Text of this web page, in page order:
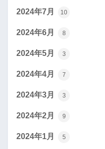
2024年7月 10
2024年6月 8
2024年5月 3
2024年4月 7
2024年3月 3
2024年2月 9
2024年1月 5